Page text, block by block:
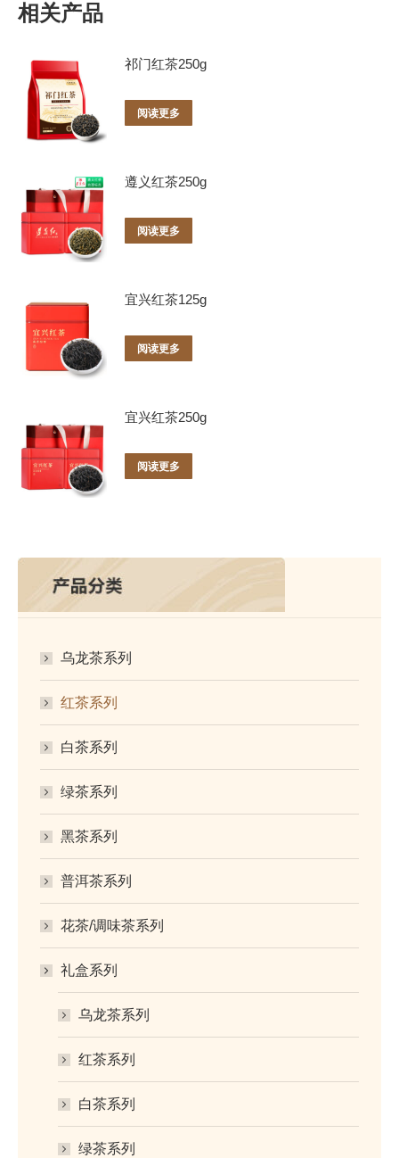
相关产品
祁门红茶250g
阅读更多
遵义红茶250g
阅读更多
宜兴红茶125g
阅读更多
宜兴红茶250g
阅读更多
乌龙茶系列
红茶系列
白茶系列
绿茶系列
黑茶系列
普洱茶系列
花茶/调味茶系列
礼盒系列
乌龙茶系列
红茶系列
白茶系列
绿茶系列